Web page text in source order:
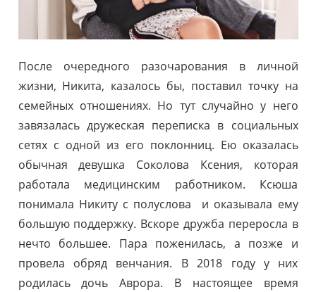
После очередного разочарования в личной
жизни, Никита, казалось бы, поставил точку на
семейных отношениях. Но тут случайно у него
завязалась дружеская переписка в социальных
сетях с одной из его поклонниц. Ею оказалась
обычная девушка Соколова Ксения, которая
работала медицинским работником. Ксюша
понимала Никиту с полуслова и оказывала ему
большую поддержку. Вскоре дружба переросла в
нечто большее. Пара поженилась, а позже и
провела обряд венчания. В 2018 году у них
родилась дочь Аврора. В настоящее время